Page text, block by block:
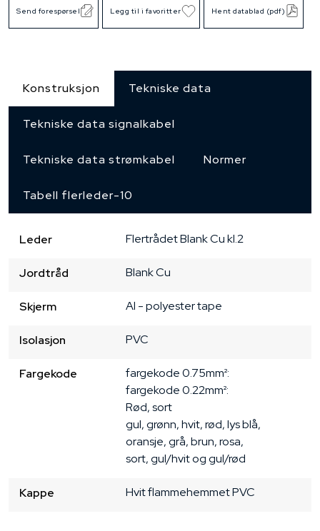
Send forespørsel Legg til i favoritter Hent datablad (pdf)
Konstruksjon Tekniske data
Tekniske data signalkabel
Tekniske data strømkabel Normer
Tabell flerleder-10
Leder FlertrådetBlank Cukl.2
Jordtråd Blank Cu
Skjerm Al - polyester tape
Isolasjon PVC
Fargekode
fargekode 0.75mm²:
fargekode 0.22mm²:
Rød, sort
gul, grønn, hvit, rød, lys blå,
oransje, grå, brun, rosa,
sort, gul/hvit og gul/rød
Kappe Hvitflammehemmet PVC